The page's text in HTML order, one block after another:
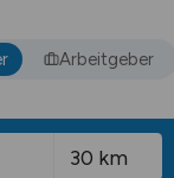
Arbeitgeber